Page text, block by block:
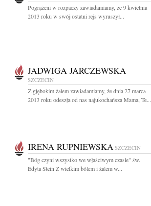
Pogrążeni w rozpaczy zawiadamiamy, że 9 kwietnia
2013 roku w swój ostatni rejs wyruszył...
JADWIGA JARCZEWSKA
SZCZECIN
Z głębokim żalem zawiadamiamy, że dnia 27 marca
2013 roku odeszła od nas najukochańsza Mama, Te...
IRENA RUPNIEWSKA SZCZECIN
"Bóg czyni wszystko we właściwym czasie" św.
Edyta Stein Z wielkim bólem i żalem w...